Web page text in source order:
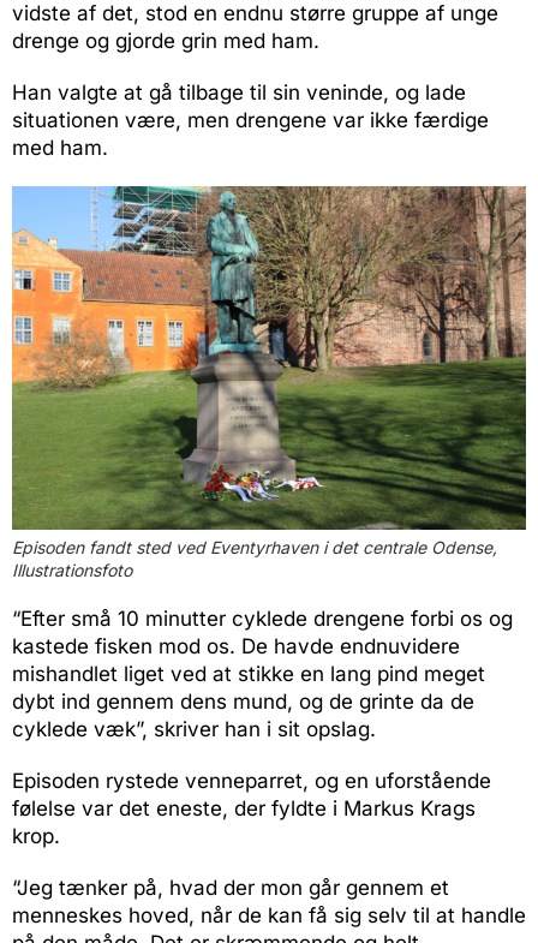
vidste af det, stod en endnu større gruppe af unge
drenge og gjorde grin med ham.
Han valgte at gå tilbage til sin veninde, og lade
situationen være, men drengene var ikke færdige
med ham.
Episoden fandt sted ved Eventyrhaven i det centrale Odense,
Illustrationsfoto
“Efter små 10 minutter cyklede drengene forbi os og
kastede fisken mod os. De havde endnuvidere
mishandlet liget ved at stikke en lang pind meget
dybt ind gennem dens mund, og de grinte da de
cyklede væk”, skriver han i sit opslag.
Episoden rystede venneparret, og en uforstående
følelse var det eneste, der fyldte i Markus Krags
krop.
“Jeg tænker på, hvad der mon går gennem et
menneskes hoved, når de kan få sig selv til at handle